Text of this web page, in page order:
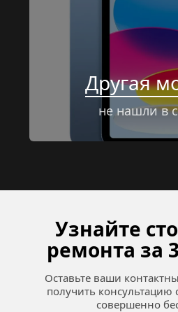
Другая
не нашли в
Узнайте
ремонта за
Оставьте ваши
получить консультацию
совершенно